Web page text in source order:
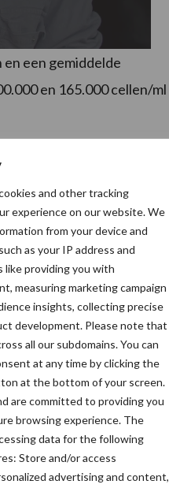
and other tracking
experience on our website. We
from your device and
as your IP address and
like providing you with
measuring marketing campaign
insights, collecting precise
development. Please note that
all our subdomains. You can
at any time by clicking the
at the bottom of your screen.
are committed to providing you
browsing experience. The
data for the following
Store and/or access
advertising and content,
een gemiddelde
en 165.000 cellen/ml
waren er veel problemen
in het afgelopen
Met de inzet van
De heftige mastitis
voor vaccineren naar
op bedrijfsniveau daalde,
antibiotica en door
heeft, werd het
kunnen gemiddeld